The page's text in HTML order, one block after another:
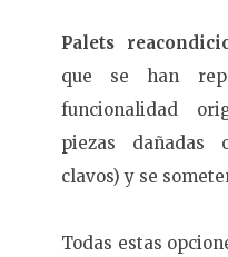
Palets
que se han
funcionalidad
piezas dañadas
clavos) y se
Todas estas